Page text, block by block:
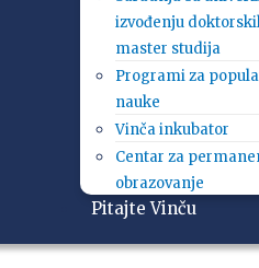
izvođenju
master studija
Programi za
nauke
Vinča inkubator
Centar za
obrazovanje
Pitajte Vinču